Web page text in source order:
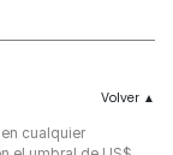
cualquier